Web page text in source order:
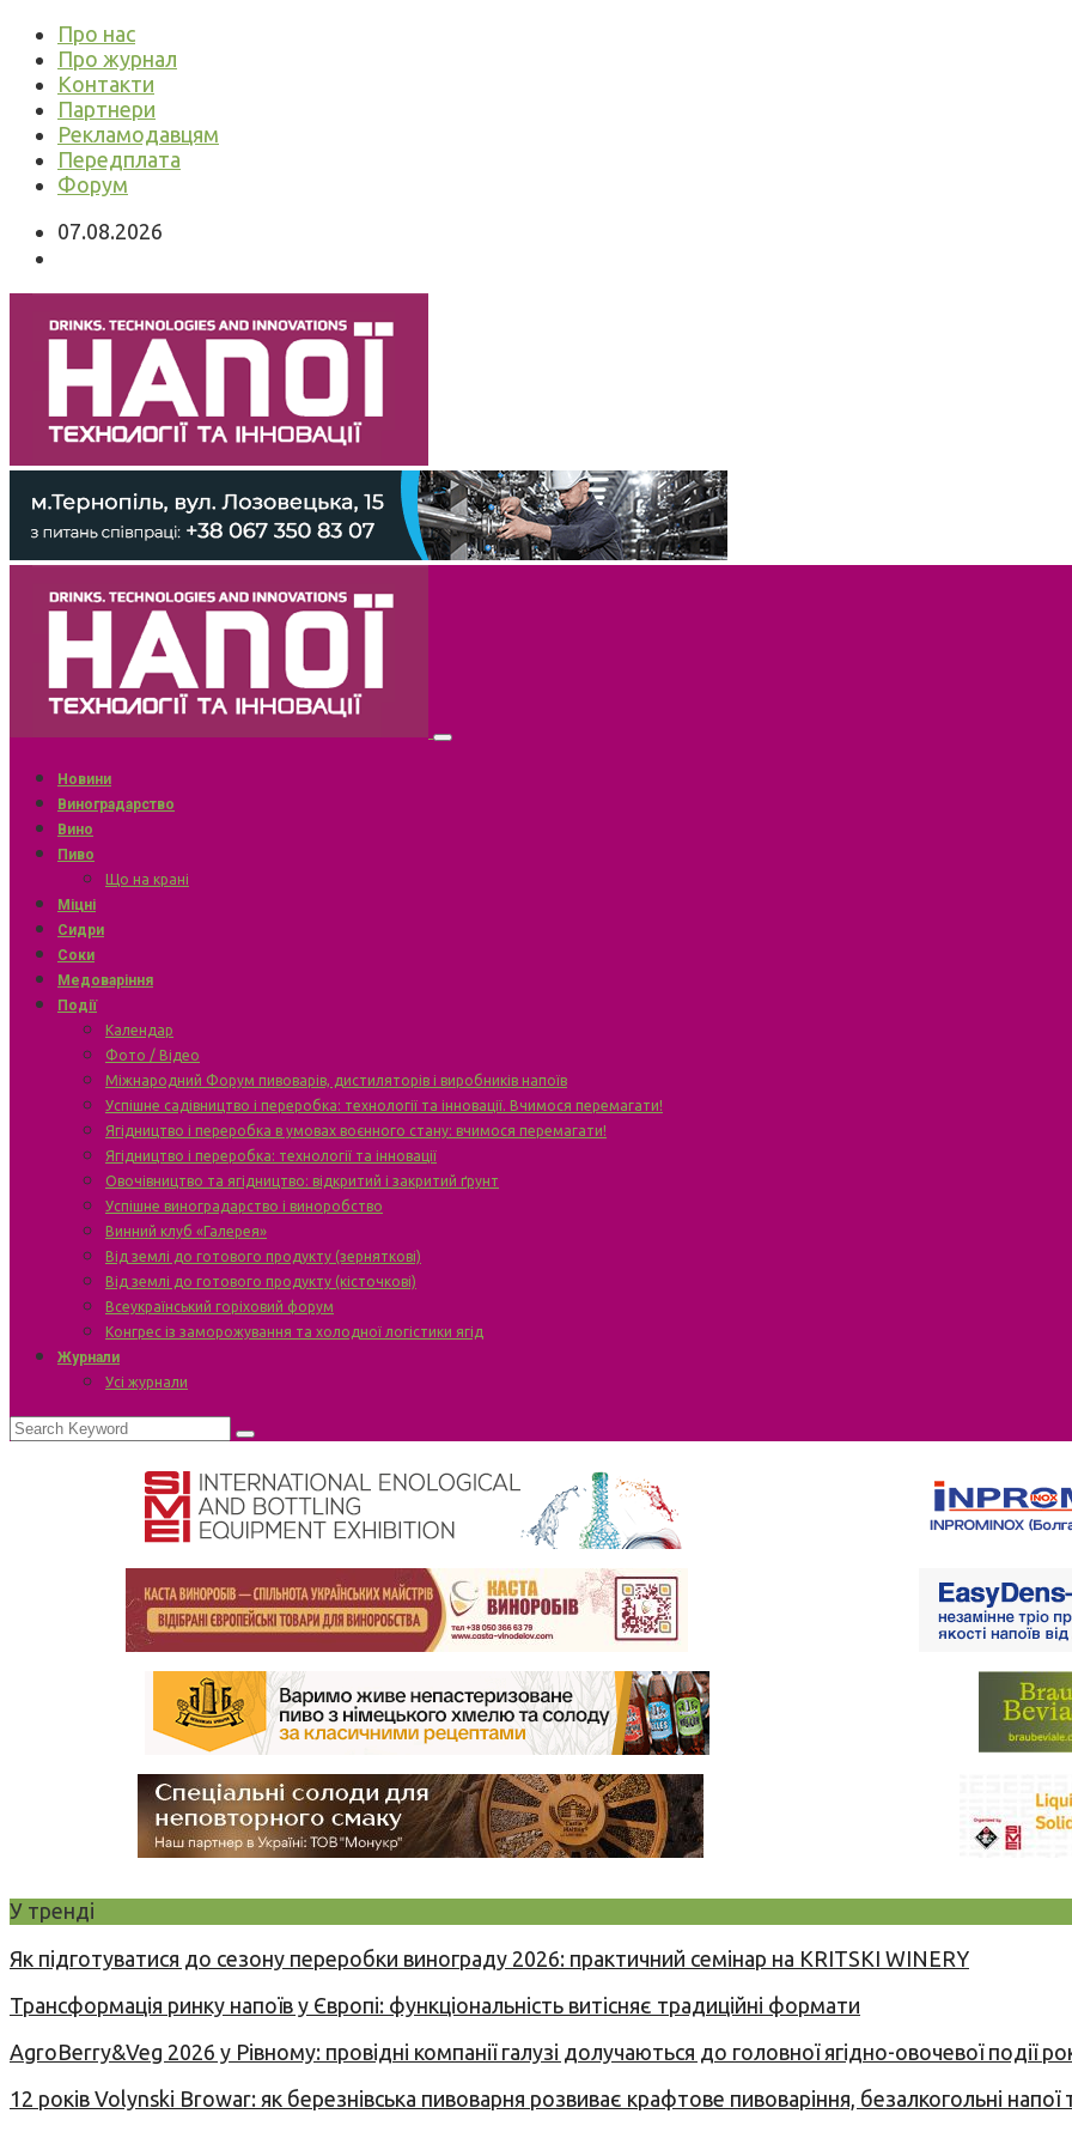
Про нас
Про журнал
Контакти
Партнери
Рекламодавцям
Передплата
Форум
07.08.2026
Новини
Виноградарство
Вино
Пиво
Що на крані
Міцні
Сидри
Соки
Медоваріння
Події
Календар
Фото / Відео
Міжнародний Форум пивоварів, дистиляторів і виробників напоїв
Успішне садівництво і переробка: технології та інновації. Вчимося перемагати!
Ягідництво і переробка в умовах воєнного стану: вчимося перемагати!
Ягідництво і переробка: технології та інновації
Овочівництво та ягідництво: відкритий і закритий ґрунт
Успішне виноградарство і виноробство
Винний клуб «Галерея»
Від землі до готового продукту (зерняткові)
Від землі до готового продукту (кісточкові)
Всеукраїнський горіховий форум
Конгрес із заморожування та холодної логістики ягід
Журнали
Усі журнали
У тренді
Як підготуватися до сезону переробки винограду 2026: практичний семінар на KRITSKI WINERY
Трансформація ринку напоїв у Європі: функціональність витісняє традиційні формати
AgroBerry&Veg 2026 у Рівному: провідні компанії галузі долучаються до головної ягідно-овочевої події
12 років Volynski Browar: як березнівська пивоварня розвиває крафтове пивоваріння, безалкогольні напої